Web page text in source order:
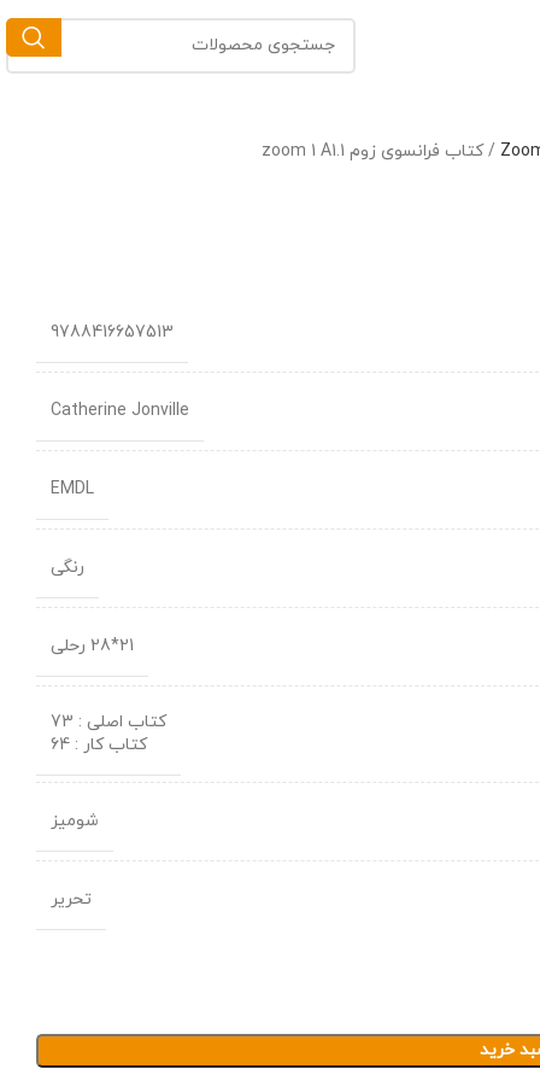
/کتاب فرانسوی زوم zoom 1 A1.1
9788416657513
Catherine Jonville
EMDL
رنگی
21*28 رحلی
کتاب اصلی : 73
کتاب کار : 64
شومیز
تحریر
خرید